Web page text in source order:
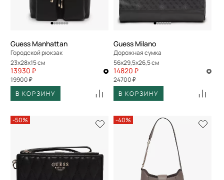
Guess Manhattan
Городской рюкзак
23x28x15 см
13930 ₽
19900 ₽
В КОРЗИНУ
Guess Milano
Дорожная сумка
56x29,5x26,5 см
14820 ₽
24700 ₽
В КОРЗИНУ
-50% -40%